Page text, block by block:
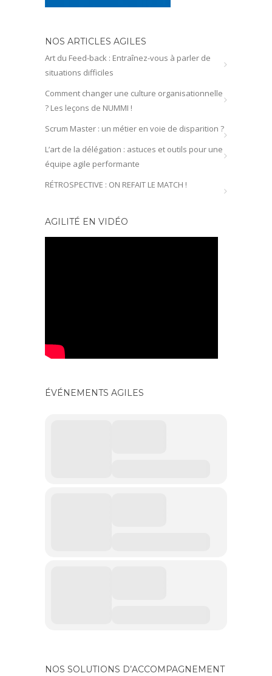
NOS ARTICLES AGILES
Art du Feed-back : Entraînez-vous à parler de
situations difficiles
Comment changer une culture organisationnelle
? Les leçons de NUMMI !
Scrum Master : un métier en voie de disparition ?
L’art de la délégation : astuces et outils pour une
équipe agile performante
RÉTROSPECTIVE : ON REFAIT LE MATCH !
AGILITÉ EN VIDÉO
ÉVÉNEMENTS AGILES
NOS SOLUTIONS D’ACCOMPAGNEMENT